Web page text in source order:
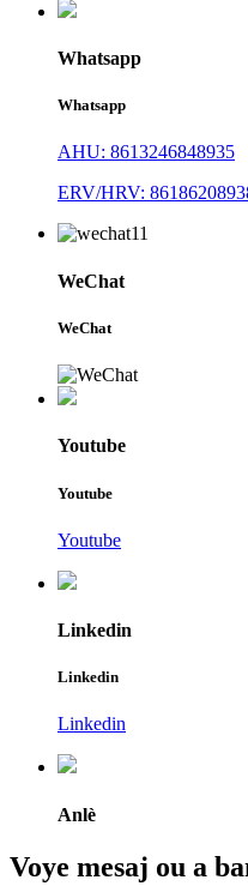
Whatsapp
Whatsapp
AHU: 8613246848935
ERV/HRV:
WeChat
WeChat
Youtube
Youtube
Youtube
Linkedin
Linkedin
Linkedin
Anlè
Voye mesaj ou a